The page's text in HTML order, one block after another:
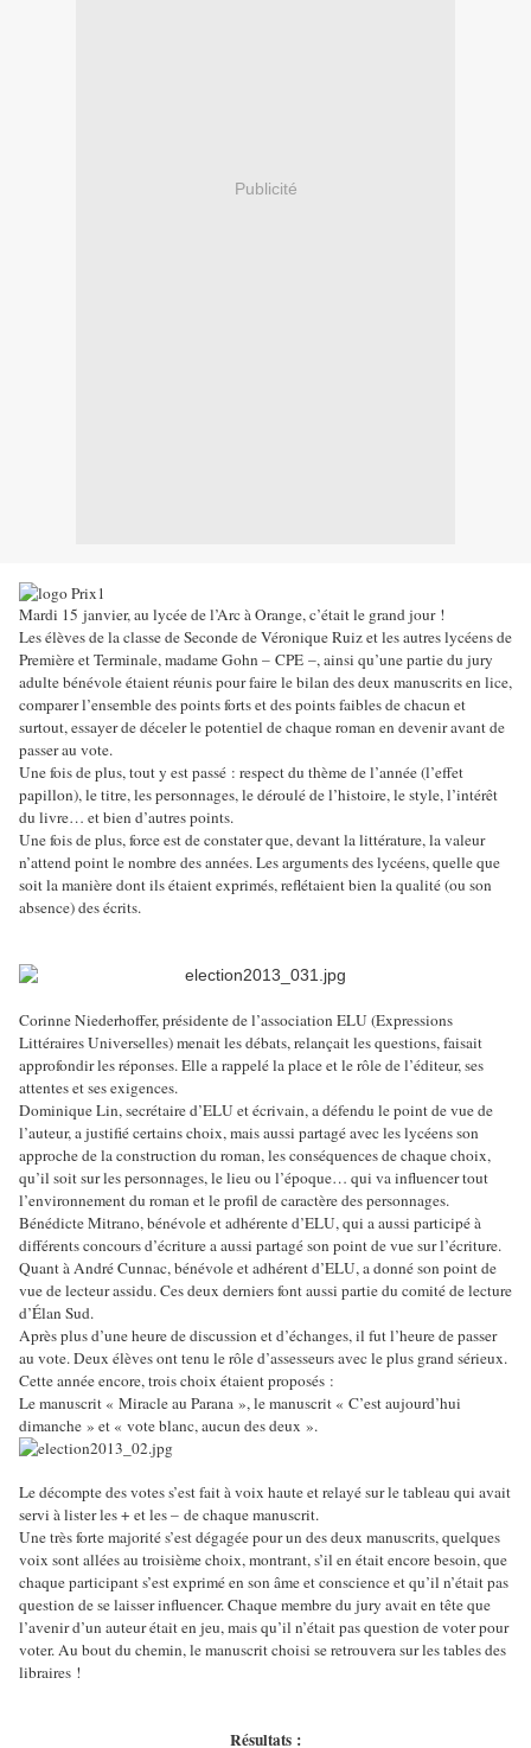
Publicité
Mardi 15 janvier, au lycée de l’Arc à Orange, c’était le grand jour !
Les élèves de la classe de Seconde de Véronique Ruiz et les autres lycéens de
Première et Terminale, madame Gohn – CPE –, ainsi qu’une partie du jury
adulte bénévole étaient réunis pour faire le bilan des deux manuscrits en lice,
comparer l’ensemble des points forts et des points faibles de chacun et
surtout, essayer de déceler le potentiel de chaque roman en devenir avant de
passer au vote.
Une fois de plus, tout y est passé : respect du thème de l’année (l’effet
papillon), le titre, les personnages, le déroulé de l’histoire, le style, l’intérêt
du livre… et bien d’autres points.
Une fois de plus, force est de constater que, devant la littérature, la valeur
n’attend point le nombre des années. Les arguments des lycéens, quelle que
soit la manière dont ils étaient exprimés, reflétaient bien la qualité (ou son
absence) des écrits.
Corinne Niederhoffer, présidente de l’association ELU (Expressions
Littéraires Universelles) menait les débats, relançait les questions, faisait
approfondir les réponses. Elle a rappelé la place et le rôle de l’éditeur, ses
attentes et ses exigences.
Dominique Lin, secrétaire d’ELU et écrivain, a défendu le point de vue de
l’auteur, a justifié certains choix, mais aussi partagé avec les lycéens son
approche de la construction du roman, les conséquences de chaque choix,
qu’il soit sur les personnages, le lieu ou l’époque… qui va influencer tout
l’environnement du roman et le profil de caractère des personnages.
Bénédicte Mitrano, bénévole et adhérente d’ELU, qui a aussi participé à
différents concours d’écriture a aussi partagé son point de vue sur l’écriture.
Quant à André Cunnac, bénévole et adhérent d’ELU, a donné son point de
vue de lecteur assidu. Ces deux derniers font aussi partie du comité de lecture
d’Élan Sud.
Après plus d’une heure de discussion et d’échanges, il fut l’heure de passer
au vote. Deux élèves ont tenu le rôle d’assesseurs avec le plus grand sérieux.
Cette année encore, trois choix étaient proposés :
Le manuscrit « Miracle au Parana », le manuscrit « C’est aujourd’hui
dimanche » et « vote blanc, aucun des deux ».
Le décompte des votes s’est fait à voix haute et relayé sur le tableau qui avait
servi à lister les + et les – de chaque manuscrit.
Une très forte majorité s’est dégagée pour un des deux manuscrits, quelques
voix sont allées au troisième choix, montrant, s’il en était encore besoin, que
chaque participant s’est exprimé en son âme et conscience et qu’il n’était pas
question de se laisser influencer. Chaque membre du jury avait en tête que
l’avenir d’un auteur était en jeu, mais qu’il n’était pas question de voter pour
voter. Au bout du chemin, le manuscrit choisi se retrouvera sur les tables des
libraires !
Résultats :